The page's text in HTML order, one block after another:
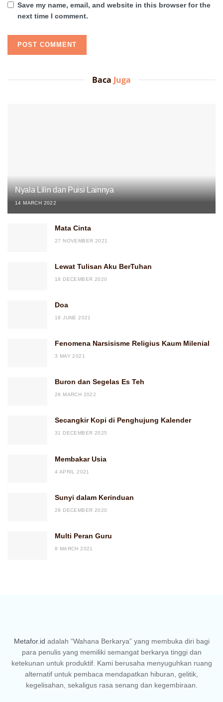
Save my name, email, and website in this browser for the
next time I comment.
Baca Juga
Nyala Lilin dan Puisi Lainnya
14 MARCH 2022
Mata Cinta
27 NOVEMBER 2021
Lewat Tulisan Aku BerTuhan
18 DECEMBER 2020
Doa
18 JUNE 2021
Fenomena Narsisisme Religius Kaum Milenial
3 MAY 2021
Buron dan Segelas Es Teh
26 MARCH 2022
Secangkir Kopi di Penghujung Kalender
31 DECEMBER 2025
Membakar Usia
4 APRIL 2021
Sunyi dalam Kerinduan
29 DECEMBER 2020
Multi Peran Guru
8 MARCH 2021
Metafor.id adalah “Wahana Berkarya” yang membuka diri bagi
para penulis yang memiliki semangat berkarya tinggi dan
ketekunan untuk produktif. Kami berusaha menyuguhkan ruang
alternatif untuk pembaca mendapatkan hiburan, gelitik,
kegelisahan, sekaligus rasa senang dan kegembiraan.